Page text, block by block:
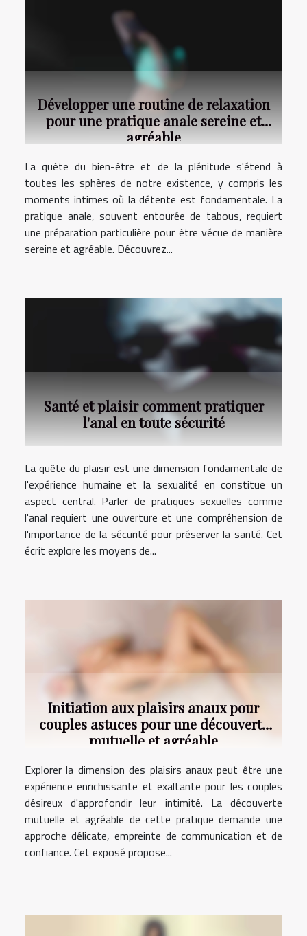
Développer une routine de relaxation
pour une pratique anale sereine et
agréable
La quête du bien-être et de la plénitude s'étend à
toutes les sphères de notre existence, y compris les
moments intimes où la détente est fondamentale. La
pratique anale, souvent entourée de tabous, requiert
une préparation particulière pour être vécue de manière
sereine et agréable. Découvrez...
Santé et plaisir comment pratiquer
l'anal en toute sécurité
La quête du plaisir est une dimension fondamentale de
l'expérience humaine et la sexualité en constitue un
aspect central. Parler de pratiques sexuelles comme
l'anal requiert une ouverture et une compréhension de
l'importance de la sécurité pour préserver la santé. Cet
écrit explore les moyens de...
Initiation aux plaisirs anaux pour
couples astuces pour une découverte
mutuelle et agréable
Explorer la dimension des plaisirs anaux peut être une
expérience enrichissante et exaltante pour les couples
désireux d'approfondir leur intimité. La découverte
mutuelle et agréable de cette pratique demande une
approche délicate, empreinte de communication et de
confiance. Cet exposé propose...